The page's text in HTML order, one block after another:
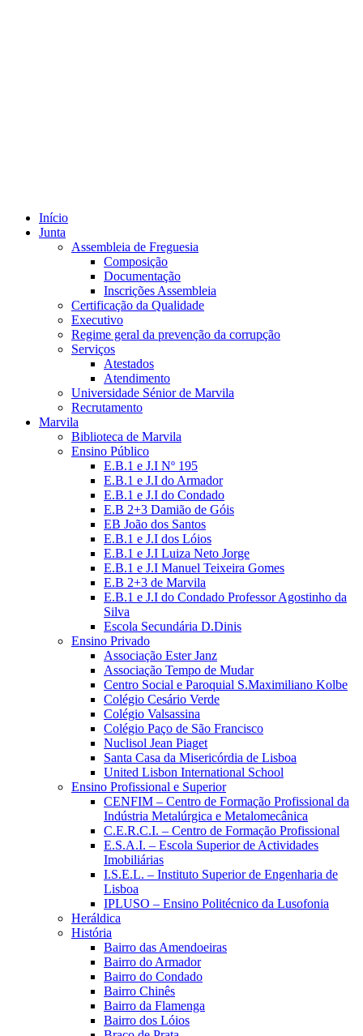
Início
Junta
Assembleia de Freguesia
Composição
Documentação
Inscrições Assembleia
Certificação da Qualidade
Executivo
Regime geral da prevenção da corrupção
Serviços
Atestados
Atendimento
Universidade Sénior de Marvila
Recrutamento
Marvila
Biblioteca de Marvila
Ensino Público
E.B.1 e J.I Nº 195
E.B.1 e J.I do Armador
E.B.1 e J.I do Condado
E.B 2+3 Damião de Góis
EB João dos Santos
E.B.1 e J.I dos Lóios
E.B.1 e J.I Luiza Neto Jorge
E.B.1 e J.I Manuel Teixeira Gomes
E.B 2+3 de Marvila
E.B.1 e J.I do Condado Professor Agostinho da
Silva
Escola Secundária D.Dinis
Ensino Privado
Associação Ester Janz
Associação Tempo de Mudar
Centro Social e Paroquial S.Maximiliano Kolbe
Colégio Cesário Verde
Colégio Valsassina
Colégio Paço de São Francisco
Nuclisol Jean Piaget
Santa Casa da Misericórdia de Lisboa
United Lisbon International School
Ensino Profissional e Superior
CENFIM – Centro de Formação Profissional da
Indústria Metalúrgica e Metalomecânica
C.E.R.C.I. – Centro de Formação Profissional
E.S.A.I. – Escola Superior de Actividades
Imobiliárias
I.S.E.L. – Instituto Superior de Engenharia de
Lisboa
IPLUSO – Ensino Politécnico da Lusofonia
Heráldica
História
Bairro das Amendoeiras
Bairro do Armador
Bairro do Condado
Bairro Chinês
Bairro da Flamenga
Bairro dos Lóios